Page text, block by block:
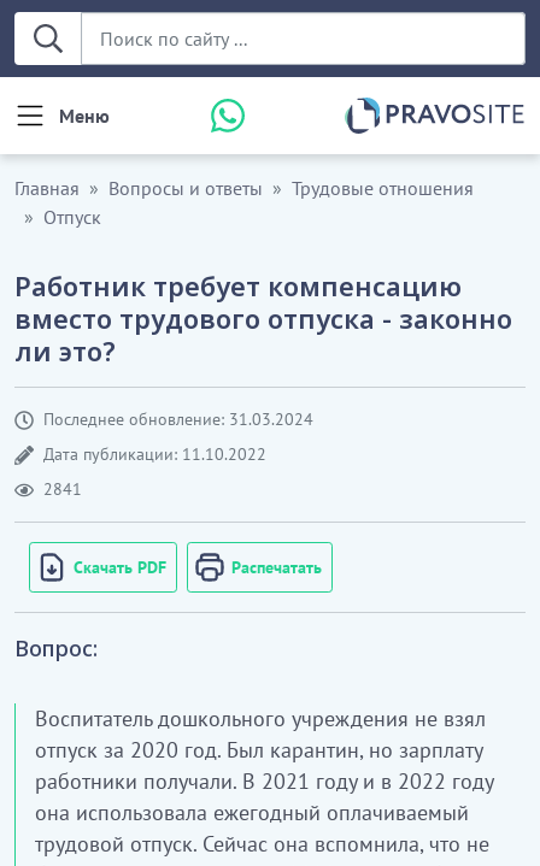
Меню
Главная Вопросы и ответы
Трудовые отношения
Отпуск
Работник требует компенсацию
вместо трудового отпуска - законно
ли это?
Последнее обновление: 31.03.2024
Дата публикации: 11.10.2022
2841
Скачать PDF Распечатать
Вопрос:
Воспитатель дошкольного учреждения не взял
отпуск за 2020 год. Был карантин, но зарплату
работники получали. В 2021 году и в 2022 году
она использовала ежегодный оплачиваемый
трудовой отпуск. Сейчас она вспомнила, что не